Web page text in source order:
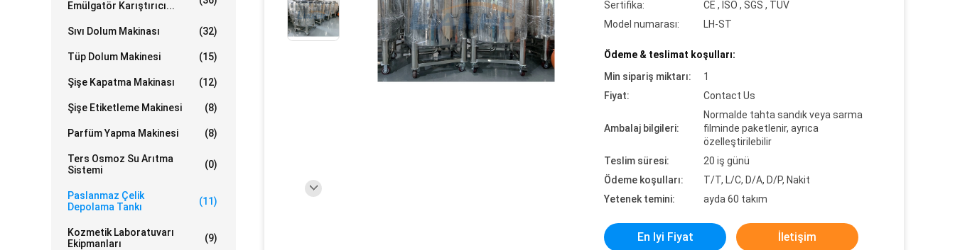
Emülgatör Karıştırıcı...
Sıvı Dolum Makinası (32)
Tüp Dolum Makinesi (15)
Şişe Kapatma Makinası (12)
Şişe Etiketleme Makinesi (8)
Parfüm Yapma Makinesi (8)
Ters Osmoz Su Arıtma
Sistemi
(0)
Paslanmaz Çelik
Depolama Tankı
(11)
Kozmetik Laboratuvarı
Ekipmanları
(9)
Sertifika:
CE , ISO , SGS , TUV
Model numarası:
LH-ST
Ödeme & teslimat koşulları:
Min sipariş miktarı:
1
Fiyat:
Contact Us
Ambalaj bilgileri:
Normalde tahta sandık veya sarma
filminde paketlenir, ayrıca
özelleştirilebilir
Teslim süresi:
20 iş günü
Ödeme koşulları:
T/T, L/C, D/A, D/P, Nakit
Yetenek temini:
ayda 60 takım
En Iyi Fiyat İletişim